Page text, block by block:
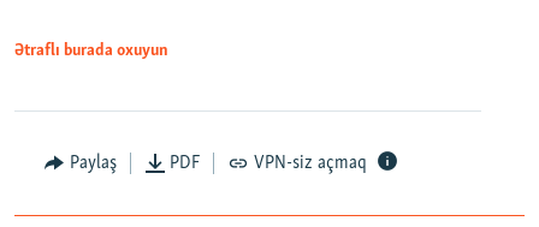
Ətraflı burada oxuyun
Paylaş PDF VPN-siz açmaq